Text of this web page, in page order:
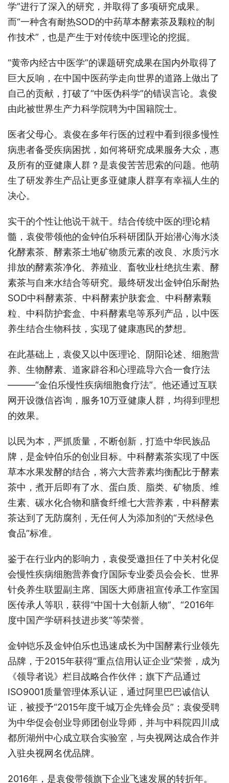
学”进行了深入的研究，并取得了多项研究成果。
而“一种含有耐热SOD的中药草本酵素茶及颗粒的制
作技术”，也是产生于对传统中医理论的挖掘。
“黄帝内经古中医学”的课题研究成果在国内外取得了
巨大反响，在中国中医药学走向世界的道路上做出了
自己的贡献，打破了“中医伪科学”的错误言论。袁俊
由此被世界生产力科学院聘为中国籍院士。
医者父母心。袁俊在多年行医的过程中看到很多慢性
病患者备受疾病困扰，如何将研究成果服务大众，惠
及所有的亚健康人群？是袁俊苦苦思索的问题。他萌
生了研发养生产品让更多亚健康人群享有幸福人生的
决心。
实干的个性让他说干就干。结合传统中医的理论精
髓，袁俊带领他的金钟伯乐科研团队开始潜心海水淡
化酵素茶、酵素茶土地矿物质元素的改良、水质污水
排放的酵素茶净化、养殖业、畜牧业杜绝抗生素、酵
素茶与自来水结合等研究。最终研发出金钟伯乐耐热
SOD中科酵素茶、中科酵素护肤套盒、中科酵素颗
粒、中科防护套盒、中科酵素皂等系列产品，以中医
养生结合生物科技，实现了健康惠民的梦想。
在此基础上，袁俊又以中医理论、阴阳论述、细胞营
养、生物酵素、道家辟谷和心理疏导六合一食疗法
———“金伯乐慢性疾病细胞食疗法”。他还通过互联
网开设微信咨询，服务10万亚健康人群，均得到理想
的效果。
以民为本，严抓质量，不断创新，打造中华民族品
牌，是金钟伯乐的创业目标。中科酵素茶实现了中医
草本水果发酵的结合，将六大营养素均衡配比于酵素
茶中，煮开后即有了水、蛋白质、脂类、矿物质、维
生素、碳水化合物和膳食纤维七大营养素，中科酵素
茶达到了无防腐剂，无任何人为添加剂的“天然绿色
食品”标准。
鉴于在行业内的影响力，袁俊受邀担任了中关村化促
会慢性疾病细胞营养食疗国际专业委员会会长、世界
针灸养生联盟副主席、国医大师唐祖宣传承工作室国
医传承人等职，获得“中国十大创新人物”、“2016年
度中国产学研科技进步奖”等荣誉。
金钟铠乐及金钟伯乐也迅速成长为中国酵素行业领先
品牌，于2015年获得“重点信用认证企业”荣誉，成为
《领导者说》栏目战略合作伙伴；旗下产品通过
ISO9001质量管理体系认证，通过阿里巴巴诚信认
证，被授予“2015年度千城万企先锋会员”；袁俊受聘
为中华促会创业导师团创业导师，并与中科院四川成
都所湖州中心成立联合实验室，与央视网达成合作并
入驻央视网名优品牌。
2016年，是袁俊带领旗下企业飞速发展的转折年。